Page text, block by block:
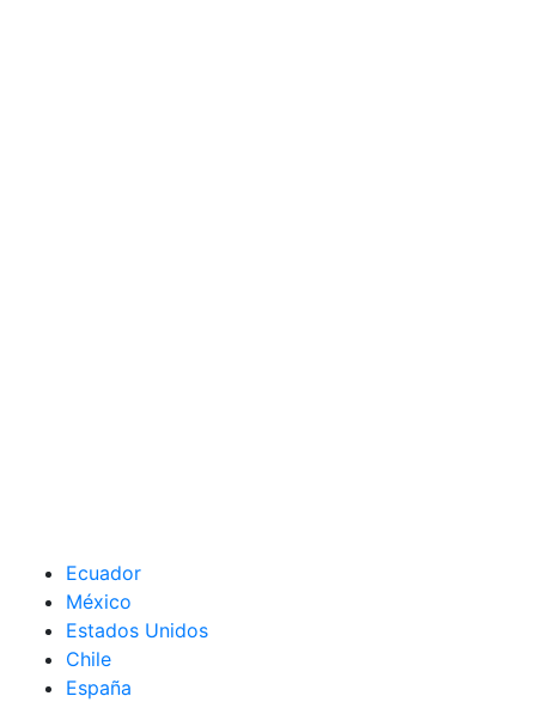
Ecuador
México
Estados Unidos
Chile
España